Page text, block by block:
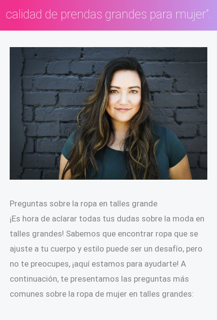
calidad de prendas grandes para mujer”.
Preguntas sobre la ropa en talles grande
¡Es hora de aclarar todas tus dudas sobre la moda en
talles grandes! Sabemos que encontrar ropa que se
ajuste a tu cuerpo y estilo puede ser un desafío, pero
no te preocupes, ¡aquí estamos para ayudarte! A
continuación, te presentamos las preguntas más
comunes sobre la ropa de mujer en talles grandes: